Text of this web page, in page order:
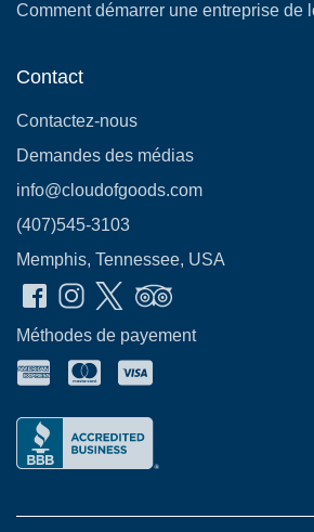
Comment démarrer une entreprise de
Contact
Contactez-nous
Demandes des médias
info@cloudofgoods.com
(407)545-3103
Memphis, Tennessee, USA
Méthodes de payement